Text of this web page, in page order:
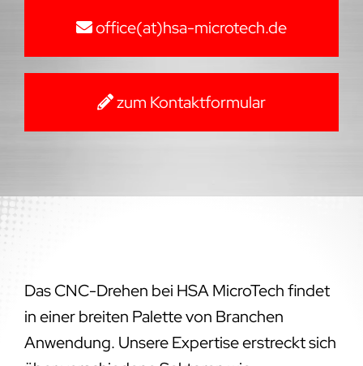
office(at)hsa-microtech.de
zum Kontaktformular
Das CNC-Drehen bei HSA MicroTech findet
in einer breiten Palette von Branchen
Anwendung. Unsere Expertise erstreckt sich